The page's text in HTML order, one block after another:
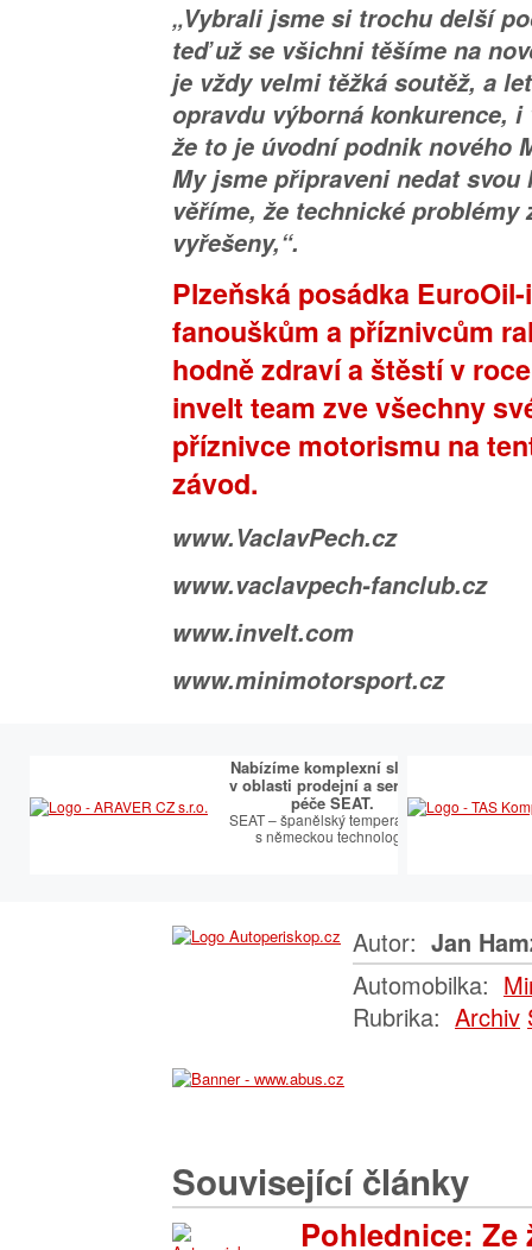
„Vybrali jsme si trochu delší
teď už se všichni těšíme na
je vždy velmi těžká soutěž, a
opravdu výborná konkurence,
že to je úvodní podnik nového
My jsme připraveni nedat svou
věříme, že technické problémy
vyřešeny,“.
Plzeňská posádka
fanouškům a příznivcům
hodně zdraví a štěstí v
invelt team zve všechny
příznivce motorismu na
závod.
www.VaclavPech.cz
www.vaclavpech-fanclub.cz
www.invelt.com
www.minimotorsport.cz
Nabízíme komplexní služby
v oblasti prodejní a servisní
péče SEAT.
SEAT – španělský temperament
s německou technologií
Autor: Jan
Automobilka:
Rubrika: Archiv
Související články
Pohlednice: Ze